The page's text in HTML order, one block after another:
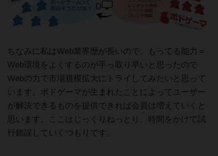
ちなみに私はWeb業界歴が長いので、もってる能力＝
Web環境をよくするのが手っ取り早いと思ったので
Webの力で市場規模拡大にトライしてみたいと思って
います。ボドゲーマが生まれたことによってユーザー
が解決できるものを提供できれば会員は増えていくと
思います。ここはじっくりねっとり、時間をかけて試
行錯誤していくつもりです。